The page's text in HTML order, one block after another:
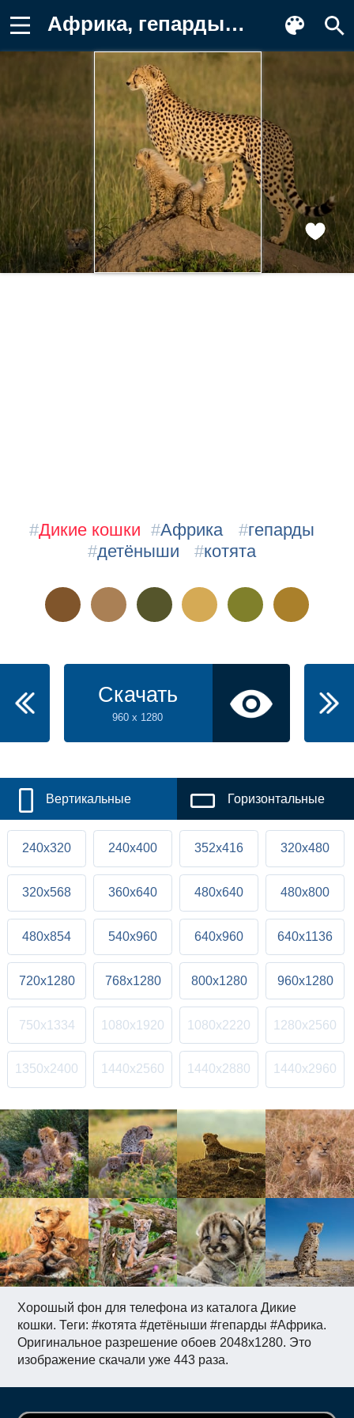
Африка, гепарды, детёныши, котята Фото
Хорошый фон для телефона из каталога Дикие
кошки. Теги: #котята #детёныши #гепарды #Африка.
Оригинальное разрешение обоев 2048x1280. Это
изображение скачали уже 443 раза.
#Дикие кошки #Африка #гепарды
#детёныши #котята
Скачать
960 x 1280
Вертикальные Горизонтальные
240x320 240x400 352x416 320x480
320x568 360x640 480x640 480x800
480x854 540x960 640x960 640x1136
720x1280 768x1280 800x1280 960x1280
750x1334 1080x1920 1080x2220 1280x2560
1350x2400 1440x2560 1440x2880 1440x2960